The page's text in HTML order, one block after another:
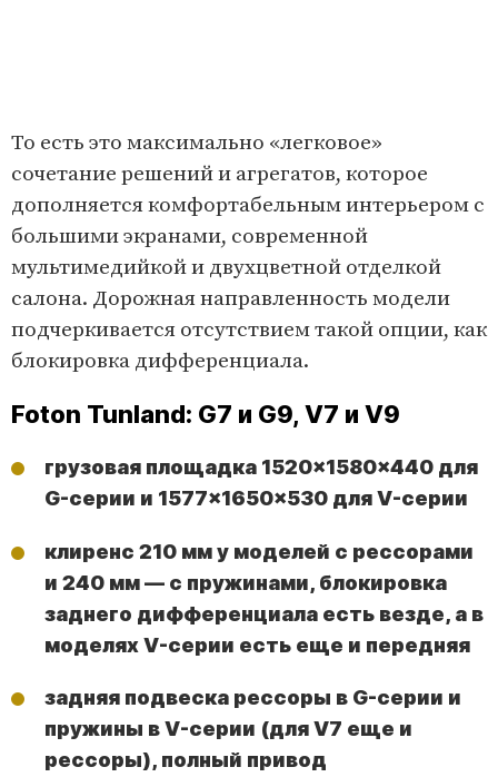
То есть это максимально «легковое»
сочетание решений и агрегатов, которое
дополняется комфортабельным интерьером с
большими экранами, современной
мультимедийкой и двухцветной отделкой
салона. Дорожная направленность модели
подчеркивается отсутствием такой опции, как
блокировка дифференциала.
Foton Tunland: G7 и G9, V7 и V9
грузовая площадка 1520×1580×440 для
G-серии и 1577×1650×530 для V-серии
клиренс 210 мм у моделей с рессорами
и 240 мм — с пружинами, блокировка
заднего дифференциала есть везде, а в
моделях V-серии есть еще и передняя
задняя подвеска рессоры в G-серии и
пружины в V-серии (для V7 еще и
рессоры), полный привод